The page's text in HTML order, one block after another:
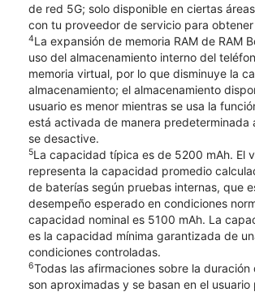
de red 5G; solo disponible en ciertas
con tu proveedor de servicio para
4La expansión de memoria RAM de RAM
uso del almacenamiento interno del
memoria virtual, por lo que disminuye la
almacenamiento; el almacenamiento
usuario es menor mientras se usa la
está activada de manera predeterminada
se desactive.
5La capacidad típica es de 5200 mAh. El
representa la capacidad promedio
de baterías según pruebas internas, que
desempeño esperado en condiciones
capacidad nominal es 5100 mAh. La
es la capacidad mínima garantizada de
condiciones controladas.
6Todas las afirmaciones sobre la duración
son aproximadas y se basan en el usuario